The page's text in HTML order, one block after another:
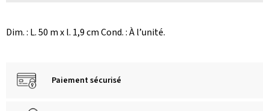
Dim. : L. 50 m x l. 1,9 cm Cond. : À l’unité.
Paiement sécurisé